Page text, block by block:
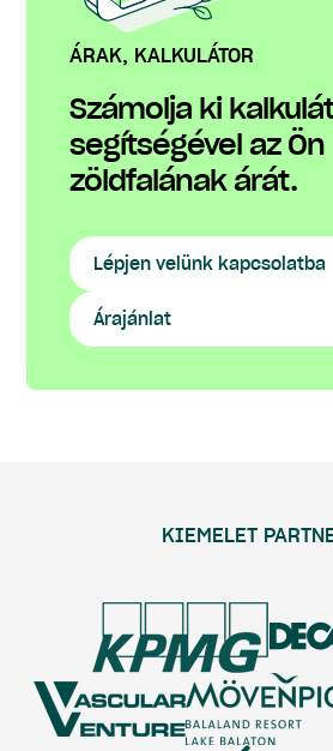
ÁRAK, KALKULÁTOR
Számolja ki
segítségével az Ön
zöldfalának árát.
Lépjen velünk kapcsolatba
Árajánlat
KIEMELET